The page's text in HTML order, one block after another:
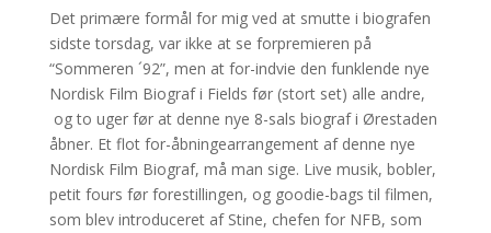
Det primære formål for mig ved at smutte i biografen
sidste torsdag, var ikke at se forpremieren på
“Sommeren ´92”, men at for-indvie den funklende nye
Nordisk Film Biograf i Fields før (stort set) alle andre,
og to uger før at denne nye 8-sals biograf i Ørestaden
åbner. Et flot for-åbningearrangement af denne nye
Nordisk Film Biograf, må man sige. Live musik, bobler,
petit fours før forestillingen, og goodie-bags til filmen,
som blev introduceret af Stine, chefen for NFB, som